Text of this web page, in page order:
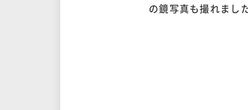
の鏡写真も撮れました